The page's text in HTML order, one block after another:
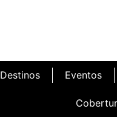
Destinos Eventos